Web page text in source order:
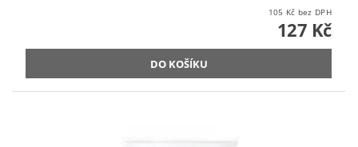
105 Kč bez DPH
127 Kč